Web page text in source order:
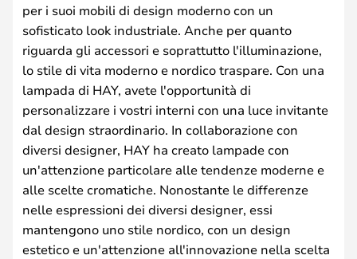
per i suoi mobili di design moderno con un
sofisticato look industriale. Anche per quanto
riguarda gli accessori e soprattutto l'illuminazione,
lo stile di vita moderno e nordico traspare. Con una
lampada di HAY, avete l'opportunità di
personalizzare i vostri interni con una luce invitante
dal design straordinario. In collaborazione con
diversi designer, HAY ha creato lampade con
un'attenzione particolare alle tendenze moderne e
alle scelte cromatiche. Nonostante le differenze
nelle espressioni dei diversi designer, essi
mantengono uno stile nordico, con un design
estetico e un'attenzione all'innovazione nella scelta